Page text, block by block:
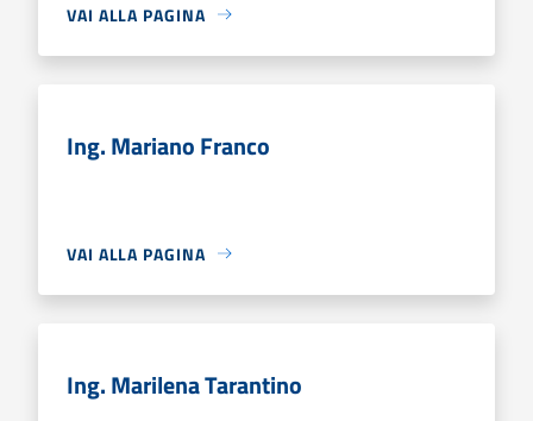
VAI ALLA PAGINA
Ing. Mariano Franco
VAI ALLA PAGINA
Ing. Marilena Tarantino